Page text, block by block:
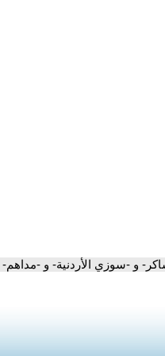
و -سوزي الأردنية- و -